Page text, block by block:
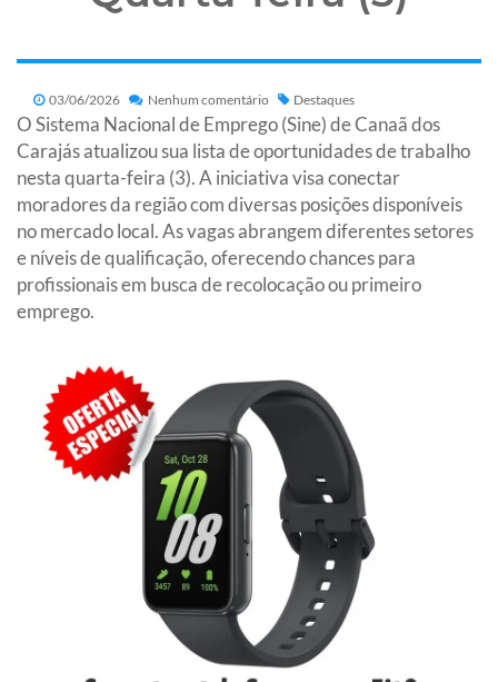
03/06/2026 Nenhum comentário Destaques
O Sistema Nacional de Emprego (Sine) de Canaã dos
Carajás atualizou sua lista de oportunidades de trabalho
nesta quarta-feira (3). A iniciativa visa conectar
moradores da região com diversas posições disponíveis
no mercado local. As vagas abrangem diferentes setores
e níveis de qualificação, oferecendo chances para
profissionais em busca de recolocação ou primeiro
emprego.